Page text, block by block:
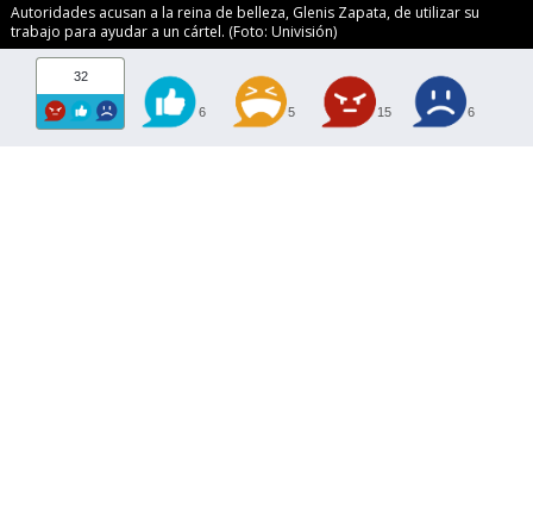
Autoridades acusan a la reina de belleza, Glenis Zapata, de utilizar su
trabajo para ayudar a un cártel. (Foto: Univisión)
32
6 5 15 6